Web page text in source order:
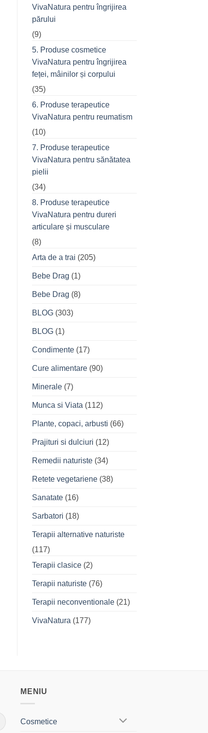
VivaNatura pentru îngrijirea
părului
(9)
5. Produse cosmetice
VivaNatura pentru îngrijirea
feței, mâinilor și corpului
(35)
6. Produse terapeutice
VivaNatura pentru reumatism
(10)
7. Produse terapeutice
VivaNatura pentru sănătatea
pielii
(34)
8. Produse terapeutice
VivaNatura pentru dureri
articulare și musculare
(8)
Arta de a trai (205)
Bebe Drag (1)
Bebe Drag (8)
BLOG(303)
BLOG(1)
Condimente(17)
Cure alimentare(90)
Minerale(7)
Munca si Viata (112)
Plante, copaci, arbusti (66)
Prajituri si dulciuri (12)
Remedii naturiste(34)
Retete vegetariene(38)
Sanatate(16)
Sarbatori (18)
Terapii alternative naturiste
(117)
Terapii clasice(2)
Terapii naturiste(76)
Terapii neconventionale(21)
VivaNatura (177)
MENIU
Cosmetice